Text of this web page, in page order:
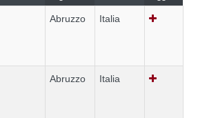
Abruzzo Italia
Abruzzo Italia